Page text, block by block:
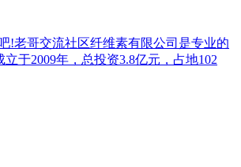
!老哥交流社区纤维素有限公司是专业的
于2009年，总投资3.8亿元，占地102